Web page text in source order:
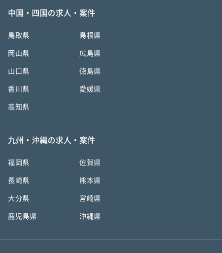
中国・四国の求人・案件
鳥取県 島根県
岡山県 広島県
山口県 徳島県
香川県 愛媛県
高知県
九州・沖縄の求人・案件
福岡県 佐賀県
長崎県 熊本県
大分県 宮崎県
鹿児島県 沖縄県